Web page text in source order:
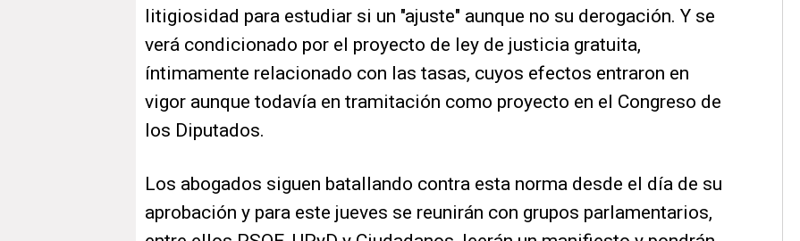
litigiosidad para estudiar si un "ajuste" aunque no su derogación. Y se
verá condicionado por el proyecto de ley de justicia gratuita,
íntimamente relacionado con las tasas, cuyos efectos entraron en
vigor aunque todavía en tramitación como proyecto en el Congreso de
los Diputados.
Los abogados siguen batallando contra esta norma desde el día de su
aprobación y para este jueves se reunirán con grupos parlamentarios,